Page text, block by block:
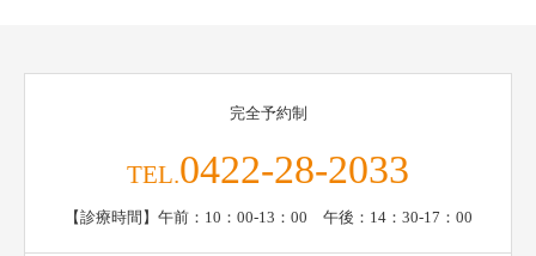
完全予約制
TEL.0422-28-2033
【診療時間】午前：10：00-13：00 午後：14：30-17：00